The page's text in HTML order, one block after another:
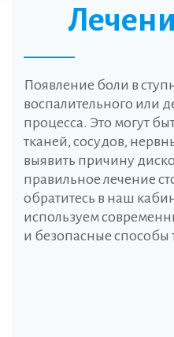
Появление боли в
воспалительного или
процесса. Это могут
тканей, сосудов,
выявить причину
правильное лечение
обратитесь в наш
используем
и безопасные способы